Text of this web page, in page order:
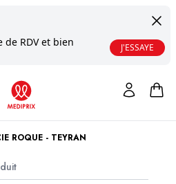
de RDV et bien
J'ESSAYE
ROQUE - TEYRAN